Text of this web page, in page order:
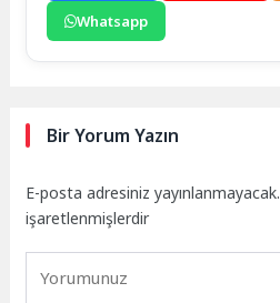
Whatsapp
Bir Yorum Yazın
E-posta adresiniz yayınlanmayacak.
işaretlenmişlerdir